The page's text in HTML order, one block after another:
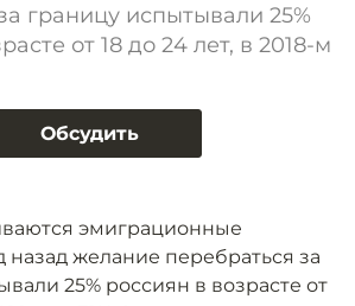
границу испытывали 25%
от 18 до 24 лет, в 2018-м
Обсудить
эмиграционные
назад желание перебраться за
25% россиян в возрасте от